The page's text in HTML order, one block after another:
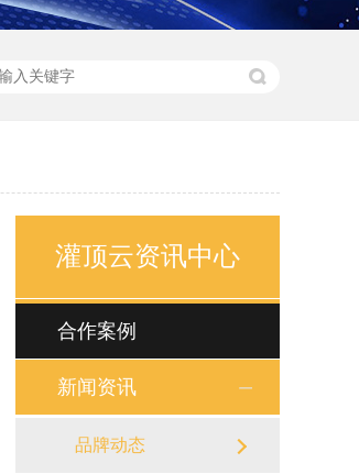
灌顶云资讯中心
合作案例
新闻资讯
品牌动态